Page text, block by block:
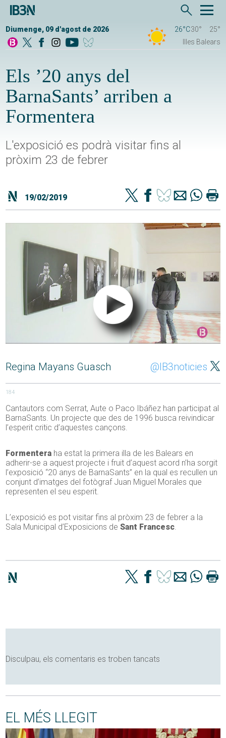
Diumenge, 09 d'agost de 2026 26°C30°
25°
Illes Balears
Els ’20 anys del
BarnaSants’ arriben a
Formentera
L'exposició es podrà visitar fins al
pròxim 23 de febrer
19/02/2019
Regina Mayans Guasch @IB3noticies
184
Cantautors com Serrat, Aute o Paco Ibáñez han participat al
BarnaSants. Un projecte que des de 1996 busca reivindicar
l’esperit critic d’aquestes cançons.
Formentera ha estat la primera illa de les Balears en
adherir-se a aquest projecte i fruit d’aquest acord n’ha sorgit
l’exposició “20 anys de BarnaSants” en la qual es recullen un
conjunt d’imatges del fotògraf Juan Miguel Morales que
representen el seu esperit.
L’exposició es pot visitar fins al pròxim 23 de febrer a la
Sala Municipal d’Exposicions deSant Francesc.
Disculpau, els comentaris es troben tancats
EL MÉS LLEGIT